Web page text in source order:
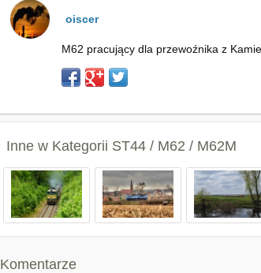
oiscer
M62 pracujący dla przewoźnika z
Inne w Kategorii ST44 / M62 / M62M
Komentarze